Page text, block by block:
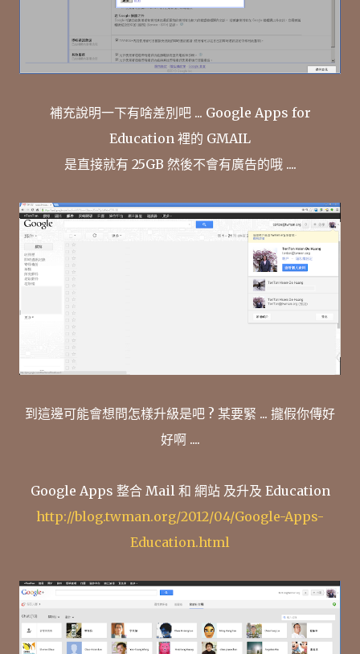
補充說明一下有啥差別吧 ... Google Apps for
Education 裡的 GMAIL
是直接就有 25GB 然後不會有廣告的哦 ....
到這邊可能會想問怎樣升級是吧 ? 某要緊 ... 攏假你傳好
好啊 ....
Google Apps 整合 Mail 和 網站 及升及 Education
http://blog.twman.org/2012/04/Google-Apps-
Education.html